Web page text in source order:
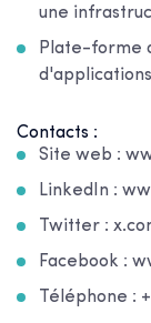
une
Plate-forme
Contacts :
Site web :
LinkedIn :
Twitter :
Facebook :
Téléphone :